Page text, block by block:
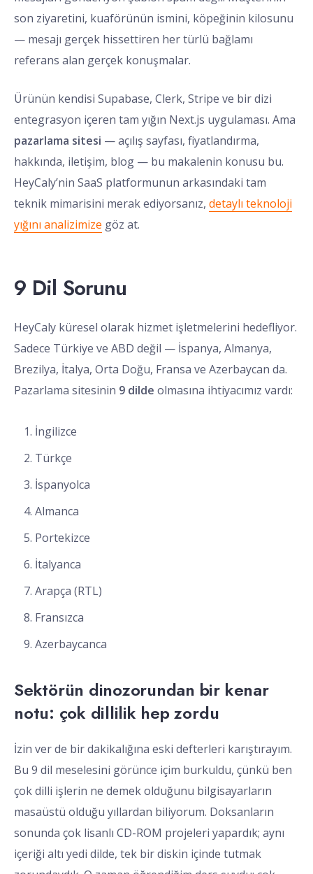
son ziyaretini, kuaförünün ismini, köpeğinin kilosunu
— mesajı gerçek hissettiren her türlü bağlamı
referans alan gerçek konuşmalar.
Ürünün kendisi Supabase, Clerk, Stripe ve bir dizi
entegrasyon içeren tam yığın Next.js uygulaması. Ama
pazarlama sitesi — açılış sayfası, fiyatlandırma,
hakkında, iletişim, blog — bu makalenin konusu bu.
HeyCaly’nin SaaS platformunun arkasındaki tam
teknik mimarisini merak ediyorsanız, detaylı teknoloji
yığını analizimize göz at.
9 Dil Sorunu
HeyCaly küresel olarak hizmet işletmelerini hedefliyor.
Sadece Türkiye ve ABD değil — İspanya, Almanya,
Brezilya, İtalya, Orta Doğu, Fransa ve Azerbaycan da.
Pazarlama sitesinin 9 dilde olmasına ihtiyacımız vardı:
İngilizce
Türkçe
İspanyolca
Almanca
Portekizce
İtalyanca
Arapça (RTL)
Fransızca
Azerbaycanca
Sektörün dinozorundan bir kenar
notu: çok dillilik hep zordu
İzin ver de bir dakikalığına eski defterleri karıştırayım.
Bu 9 dil meselesini görünce içim burkuldu, çünkü ben
çok dilli işlerin ne demek olduğunu bilgisayarların
masaüstü olduğu yıllardan biliyorum. Doksanların
sonunda çok lisanlı CD-ROM projeleri yapardık; aynı
içeriği altı yedi dilde, tek bir diskin içinde tutmak